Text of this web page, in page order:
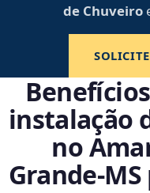
de Chuveiro
instalação
no